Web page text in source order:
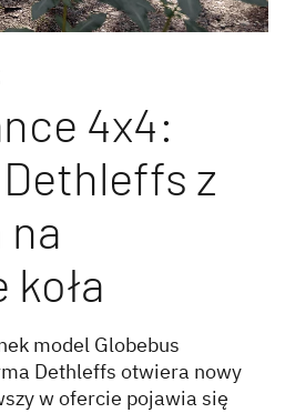
4x4:
z
model Globebus
Dethleffs otwiera nowy
w ofercie pojawia się
okolicy